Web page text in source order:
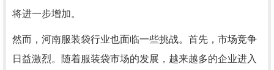
将进一步增加。
然而，河南服装袋行业也面临一些挑战。首先，市场竞争
日益激烈。随着服装袋市场的发展，越来越多的企业进入